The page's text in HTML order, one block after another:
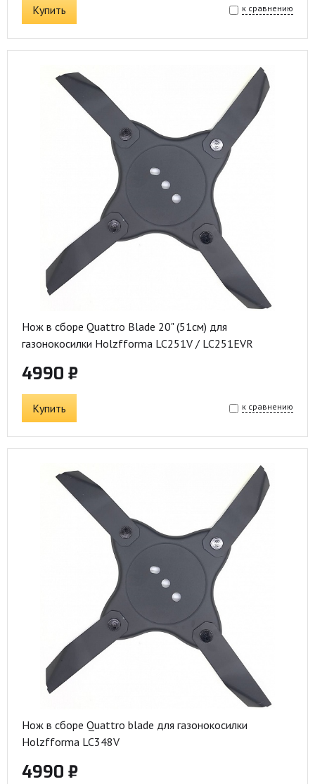
Купить к сравнению
Нож в сборе Quattro Blade 20" (51см) для
газонокосилки Holzfforma LC251V / LC251EVR
4990 ₽
Купить к сравнению
Нож в сборе Quattro blade для газонокосилки
Holzfforma LC348V
4990 ₽